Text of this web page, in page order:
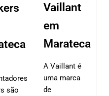
são
Vaillant
em
Marateca
A Vaillant é
uma marca
de